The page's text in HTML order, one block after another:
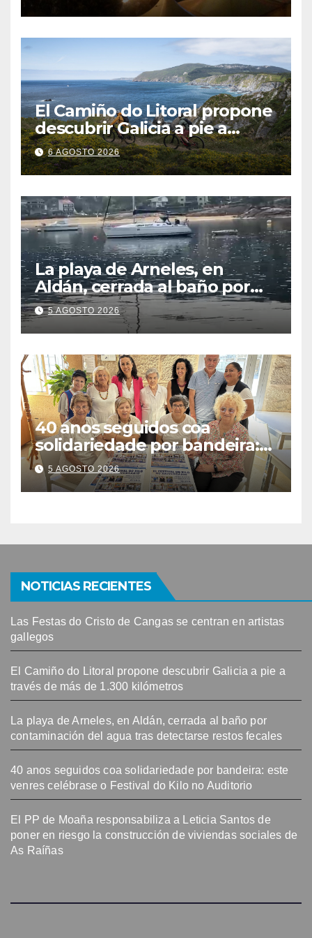
El Camiño do Litoral propone
descubrir Galicia a pie a
través de más de 1.300
kilómetros
6 AGOSTO 2026
La playa de Arneles, en
Aldán, cerrada al baño por
contaminación del agua tras
detectarse restos fecales
5 AGOSTO 2026
40 anos seguidos coa
solidariedade por bandeira:
este venres celébrase o
Festival do Kilo no Auditorio
5 AGOSTO 2026
NOTICIAS RECIENTES
Las Festas do Cristo de Cangas se centran en artistas
gallegos
El Camiño do Litoral propone descubrir Galicia a pie a
través de más de 1.300 kilómetros
La playa de Arneles, en Aldán, cerrada al baño por
contaminación del agua tras detectarse restos fecales
40 anos seguidos coa solidariedade por bandeira: este
venres celébrase o Festival do Kilo no Auditorio
El PP de Moaña responsabiliza a Leticia Santos de
poner en riesgo la construcción de viviendas sociales de
As Raíñas